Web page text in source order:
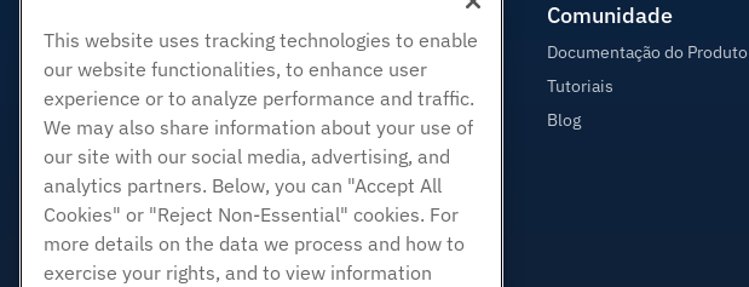
Revendedor com etiqueta em
branco
Linux gerenciado VPS
Linux não gerenciado VPS
Janelas gerenciadas VPS
Windows não gerenciado VPS
Servidores de nuvem
Balanceadores de carga
Comunidade
Documentação do Produto
Tutoriais
Blog
This website uses tracking technologies to enable
our website functionalities, to enhance user
experience or to analyze performance and traffic.
We may also share information about your use of
our site with our social media, advertising, and
analytics partners. Below, you can "Accept All
Cookies" or "Reject Non-Essential" cookies. For
more details on the data we process and how to
exercise your rights, and to view information